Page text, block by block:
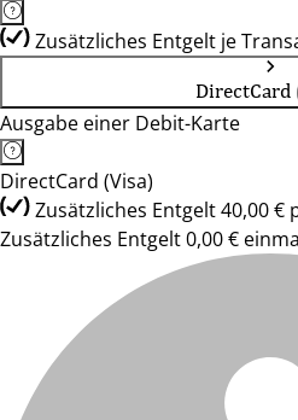
Zusätzliches Entgelt je
DirectCard
Ausgabe einer Debit-Karte
DirectCard (Visa)
Zusätzliches Entgelt 40,00 €
Zusätzliches Entgelt 0,00 €